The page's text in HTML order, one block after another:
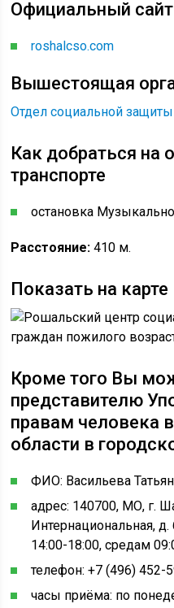
Официальный сайт
roshalcso.com
Вышестоящая
Отдел социальной
Как добраться на
транспорте
остановка
Расстояние:410 м.
Показать на карте
Кроме того Вы
представителю
правам человека
области в
ФИО: Васильева
адрес: 140700, МО, г.
Интернациональная,
14:00-18:00, средам
телефон: +7 (496) 452-
часы приёма: по